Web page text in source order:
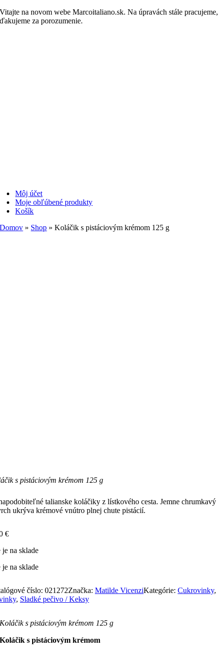
Skip
to
Vitajte na novom webe Marcoitaliano.sk. Na úpravách stále pracujeme,
ďakujeme za porozumenie.
Môj účet
Moje obľúbené produkty
Košík
Domov » Shop »Koláčik s pistáciovým krémom 125 g
s pistáciovým krémom 125 g
talianske koláčiky z lístkového cesta. Jemne chrumkavý
ukrýva krémové vnútro plnej chute pistácií.
€
je na sklade
je na sklade
číslo: 021272Značka: Matilde VicenziKategórie: Cukrovinky,
, Sladké pečivo / Keksy
Koláčik s pistáciovým krémom 125 g
Koláčik s pistáciovým krémom